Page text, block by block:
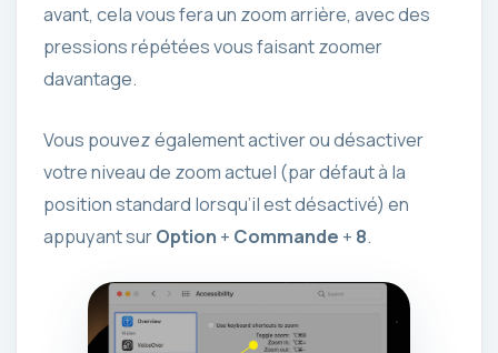
avant, cela vous fera un zoom arrière, avec des
pressions répétées vous faisant zoomer
davantage.
Vous pouvez également activer ou désactiver
votre niveau de zoom actuel (par défaut à la
position standard lorsqu’il est désactivé) en
appuyant surOption + Commande + 8.